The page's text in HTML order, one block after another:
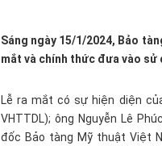
Sáng ngày 15/1/2024, Bảo
mắt và chính thức đưa vào
Lễ ra mắt có sự hiện diện
VHTTDL); ông Nguyễn Lê
đốc Bảo tàng Mỹ thuật Việt